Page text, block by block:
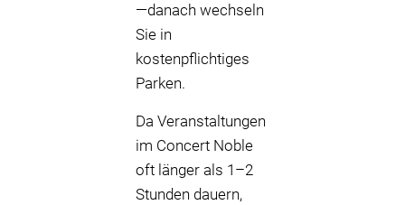
—danach wechseln
Sie in
kostenpflichtiges
Parken.
Da Veranstaltungen
im Concert Noble
oft länger als 1–2
Stunden dauern,